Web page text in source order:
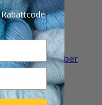
- 18. Dezember
18. DEZ 2025